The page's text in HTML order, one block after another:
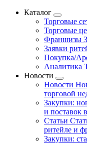
Каталог
Торговые
Торговые
Франшизы
Заявки
Покупка/
Новости
Новости
торговой
Закупки:
и поставок
Статьи
ритейле и
Закупки: